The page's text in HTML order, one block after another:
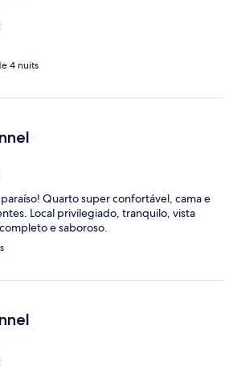
4 nuits
Quarto super confortável, cama e
Local privilegiado, tranquilo, vista
e saboroso.